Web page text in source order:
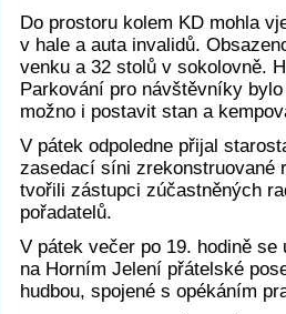
Do prostoru kolem KD mohla
v hale a auta invalidů.
venku a 32 stolů v sokolovně.
Parkování pro návštěvníky
možno i postavit stan a
V pátek odpoledne přijal
zasedací síni zrekonstruované
tvořili zástupci zúčastněných
pořadatelů.
V pátek večer po 19. hodině
na Horním Jelení přátelské
hudbou, spojené s opékáním